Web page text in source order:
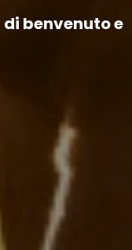
benvenuto e